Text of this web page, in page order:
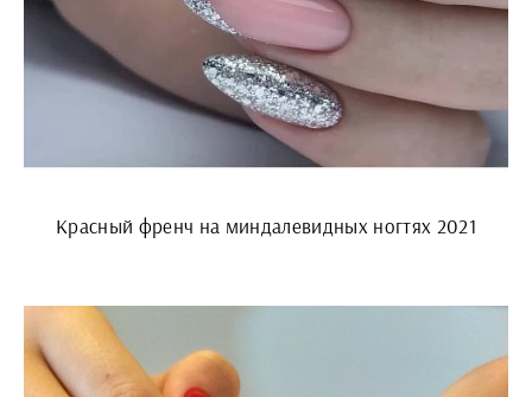
Красный френч на миндалевидных ногтях 2021